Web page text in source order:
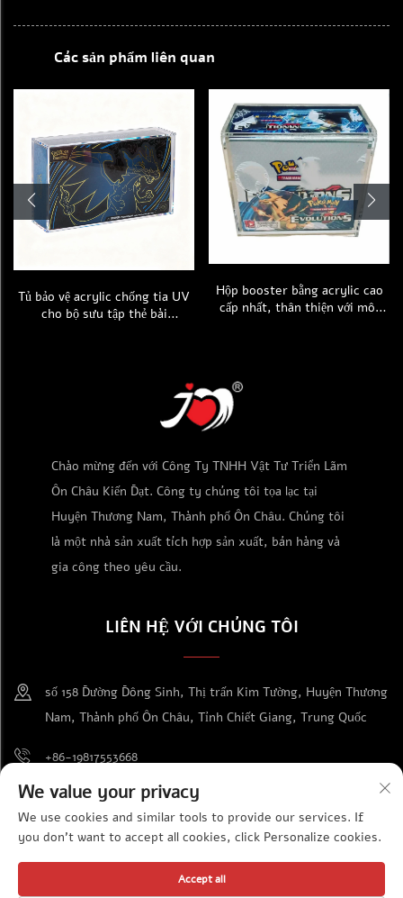
Các sản phẩm liên quan
Tủ bảo vệ acrylic chống tia UV
cho bộ sưu tập thẻ bài
Hộp booster bằng acrylic cao
cấp nhất, thân thiện với môi
Chào mừng đến với Công Ty TNHH Vật Tư Triển Lãm
Ôn Châu Kiến Đạt. Công ty chúng tôi tọa lạc tại
Huyện Thương Nam, Thành phố Ôn Châu. Chúng tôi
là một nhà sản xuất tích hợp sản xuất, bán hàng và
gia công theo yêu cầu.
LIÊN HỆ VỚI CHÚNG TÔI
số 158 Đường Đông Sinh, Thị trấn Kim Tường, Huyện Thương
Nam, Thành phố Ôn Châu, Tỉnh Chiết Giang, Trung Quốc
+86-19817553668
[email protected]
Bản quyền © Công ty TNHH Cung ứng Thiết bị Triển lãm Ôn Châu Kiến
Đạt. Bảo lưu mọi quyền. Chính sách bảo mật
We value your privacy
We use cookies and similar tools to provide our services. If
you don't want to accept all cookies, click Personalize cookies.
Accept all